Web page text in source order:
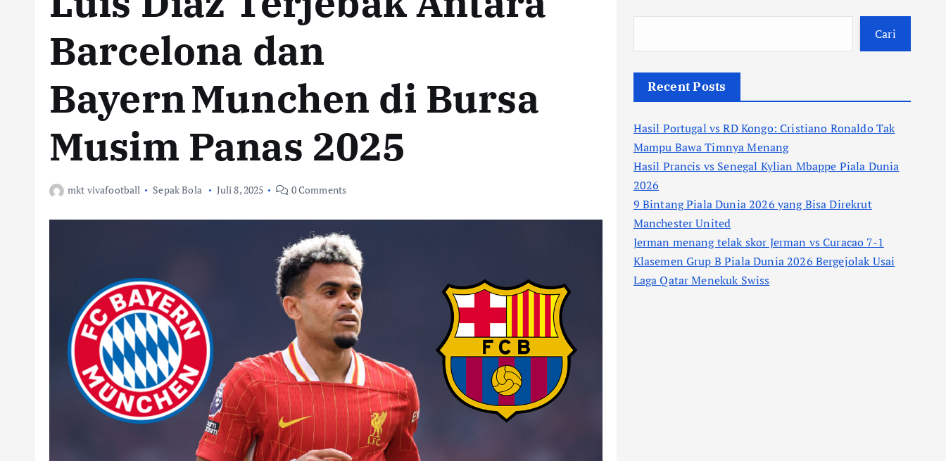
Barcelona dan
Bayern Munchen di Bursa
Musim Panas 2025
mkt vivafootball Sepak Bola Juli 8, 2025 0 Comments
Cari
Recent Posts
Hasil Portugal vs RD Kongo: Cristiano Ronaldo Tak
Mampu Bawa Timnya Menang
Hasil Prancis vs Senegal Kylian Mbappe Piala Dunia
2026
9 Bintang Piala Dunia 2026 yang Bisa Direkrut
Manchester United
Jerman menang telak skor Jerman vs Curacao 7-1
Klasemen Grup B Piala Dunia 2026 Bergejolak Usai
Laga Qatar Menekuk Swiss